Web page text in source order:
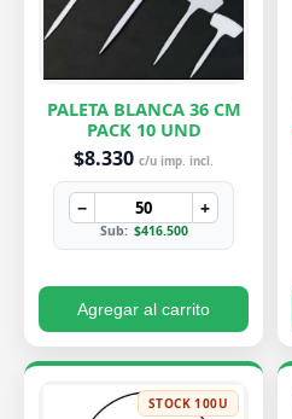
PALETA BLANCA 36 CM
PACK 10 UND
$8.330 c/u imp. incl.
− +
Sub: $416.500
Agregar al carrito
STOCK 100U